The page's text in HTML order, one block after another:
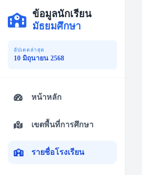
ข้อมูลนักเรียน
มัธยมศึกษา
อัปเดตล่าสุด
10 มิถุนายน 2568
หน้าหลัก
เขตพื้นที่การศึกษา
รายชื่อโรงเรียน